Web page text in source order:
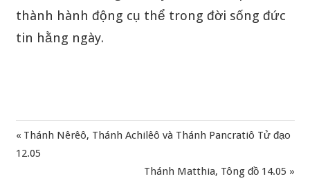
thành hành động cụ thể trong đời sống đức
tin hằng ngày.
Điều
Previous
Post:
Thánh Nêrêô, Thánh Achilêô và Thánh Pancratiô Tử đạo
12.05
Next
Thánh Matthia, Tông đồ 14.05